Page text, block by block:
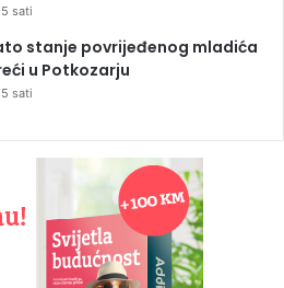
sati
stanje povrijeđenog mladića
u Potkozarju
sati